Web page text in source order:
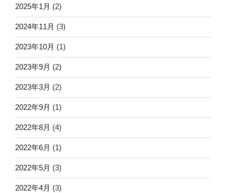
2025年1月 (2)
2024年11月 (3)
2023年10月 (1)
2023年9月 (2)
2023年3月 (2)
2022年9月 (1)
2022年8月 (4)
2022年6月 (1)
2022年5月 (3)
2022年4月 (3)